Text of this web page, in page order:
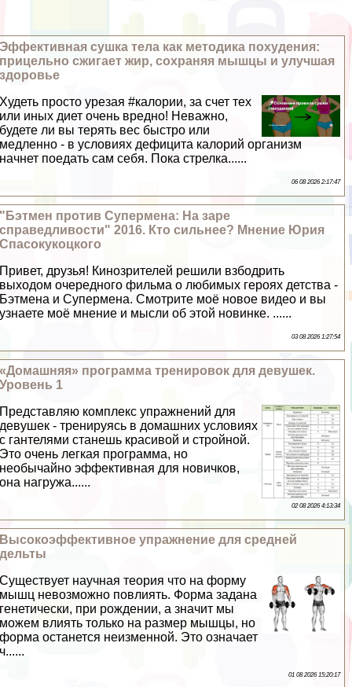
Эффективная сушка тела как методика похудения:
прицельно сжигает жир, сохраняя мышцы и улучшая
здоровье
Худеть просто урезая #калории, за счет тех
или иных диет очень вредно! Неважно,
будете ли вы терять вес быстро или
медленно - в условиях дефицита калорий организм
начнет поедать сам себя. Пока стрелка......
06 08 2026 2:17:47
"Бэтмен против Супермена: На заре
справедливости" 2016. Кто сильнее? Мнение Юрия
Спасокукоцкого
Привет, друзья! Кинозрителей решили взбодрить
выходом очередного фильма о любимых героях детства -
Бэтмена и Супермена. Смотрите моё новое видео и вы
узнаете моё мнение и мысли об этой новинке. ......
03 08 2026 1:27:54
«Домашняя» программа тренировок для дeвyшек.
Уровень 1
Представляю комплекс упражнений для
дeвyшек - тренируясь в домашних условиях
с гантелями станешь красивой и стройной.
Это очень легкая программа, но
необычайно эффективная для новичков,
она нагружа......
02 08 2026 4:13:34
Высокоэффективное упражнение для средней
дельты
Существует научная теория что на форму
мышц невозможно повлиять. Форма задана
генетически, при рождении, а значит мы
можем влиять только на размер мышцы, но
форма останется неизменной. Это означает
ч......
01 08 2026 15:20:17